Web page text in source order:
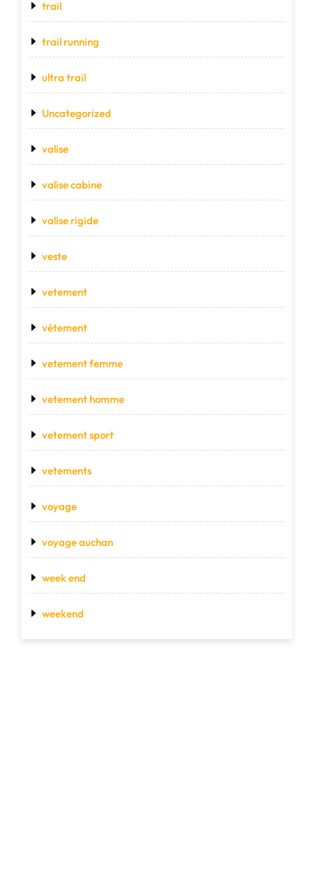
trail
trail running
ultra trail
Uncategorized
valise
valise cabine
valise rigide
veste
vetement
vétement
vetement femme
vetement homme
vetement sport
vetements
voyage
voyage auchan
week end
weekend